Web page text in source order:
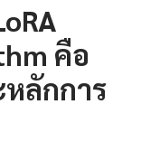
คือ
ลักการ